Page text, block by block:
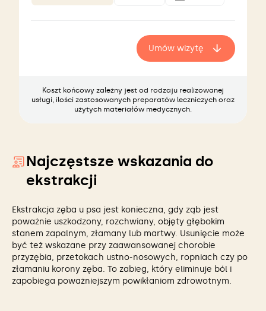
Umów wizytę
Koszt końcowy zależny jest od rodzaju realizowanej
usługi, ilości zastosowanych preparatów leczniczych oraz
użytych materiałów medycznych.
Najczęstsze wskazania do
ekstrakcji
Ekstrakcja zęba u psa jest konieczna, gdy ząb jest
poważnie uszkodzony, rozchwiany, objęty głębokim
stanem zapalnym, złamany lub martwy. Usunięcie może
być też wskazane przy zaawansowanej chorobie
przyzębia, przetokach ustno-nosowych, ropniach czy po
złamaniu korony zęba. To zabieg, który eliminuje ból i
zapobiega poważniejszym powikłaniom zdrowotnym.